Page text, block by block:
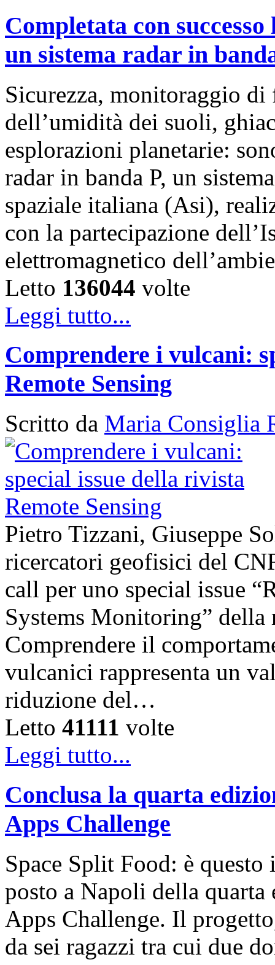
Completata con
un sistema radar in
Sicurezza, monitoraggio di
dell’umidità dei suoli,
esplorazioni planetarie:
radar in banda P, un
spaziale italiana (Asi),
con la partecipazione
elettromagnetico
Letto 136044 volte
Leggi tutto...
Comprendere i vulcani:
Remote Sensing
Scritto da Maria Consiglia
Pietro Tizzani, Giuseppe
ricercatori geofisici del
call per uno special issue
Systems Monitoring”
Comprendere il
vulcanici rappresenta un
riduzione del…
Letto 41111 volte
Leggi tutto...
Conclusa la quarta
Apps Challenge
Space Split Food: è
posto a Napoli della quarta
Apps Challenge. Il
da sei ragazzi tra cui due